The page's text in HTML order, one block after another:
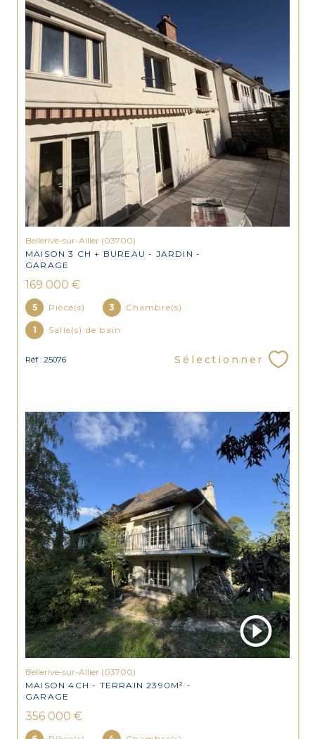
Bellerive-sur-Allier (03700)
MAISON 3 CH + BUREAU - JARDIN -
GARAGE
169 000 €
5 Pièce(s) 3 Chambre(s)
1 Salle(s) de bain
Réf : 25076 Sélectionner
Bellerive-sur-Allier (03700)
MAISON 4CH - TERRAIN 2390M² -
GARAGE
356 000 €